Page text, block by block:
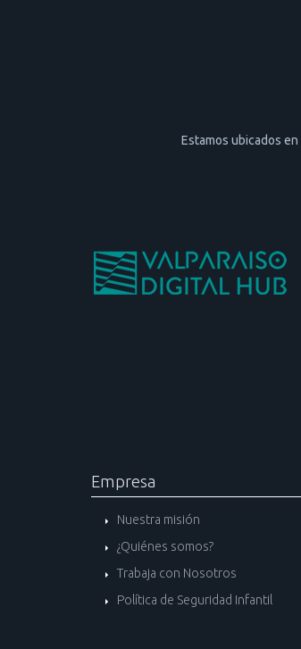
Estamos ubicados en
Empresa
Nuestra misión
¿Quiénes somos?
Trabaja con Nosotros
Política de Seguridad Infantil